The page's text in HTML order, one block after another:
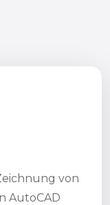
von
AutoCAD